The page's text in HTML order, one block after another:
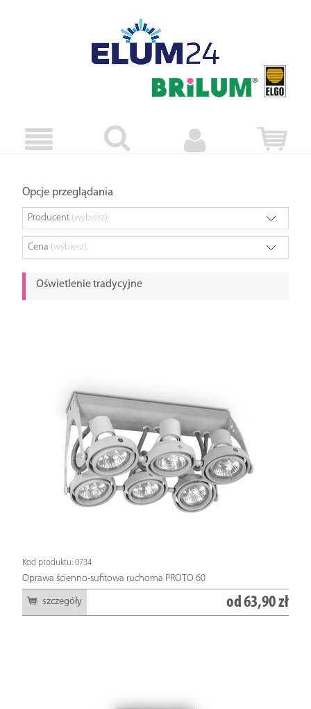
Opcje przeglądania
Producent (wybierz)
Cena (wybierz)
Oświetlenie tradycyjne
Kod produktu: 0734
Oprawa ścienno-sufitowa ruchoma PROTO 60
szczegóły od63,90 zł